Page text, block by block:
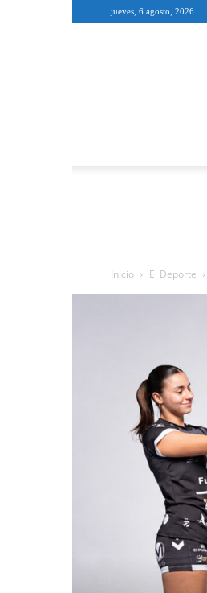
jueves, 6 agosto, 2026
Inicio El Deporte